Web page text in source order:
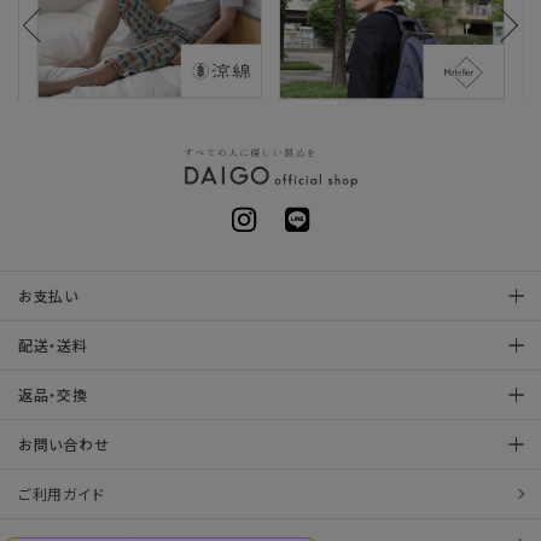
お支払い
配送・送料
返品・交換
お問い合わせ
ご利用ガイド